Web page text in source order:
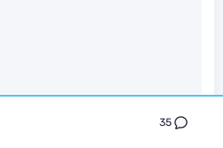
35
me flageller en place